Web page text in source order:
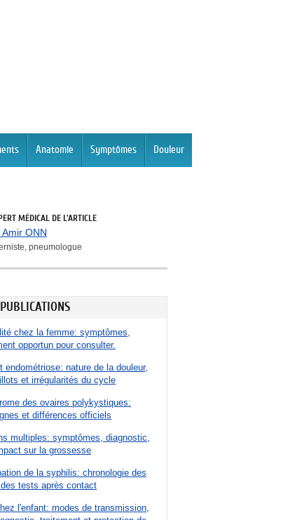
Anatomie Symptômes Douleur
MÉDICAL DE L'ARTICLE
Amir ONN
pneumologue
chez la femme: symptômes,
opportun pour consulter.
endométriose: nature de la douleur,
et irrégularités du cycle
des ovaires polykystiques:
et différences officiels
multiples: symptômes, diagnostic,
sur la grossesse
de la syphilis: chronologie des
tests après contact
l'enfant: modes de transmission,